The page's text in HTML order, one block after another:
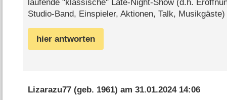
laufende "klassische" Late-Night-Show (d.h.
Studio-Band, Einspieler, Aktionen, Talk,
hier antworten
Lizarazu77(geb. 1961) am 31.01.2024 14:06